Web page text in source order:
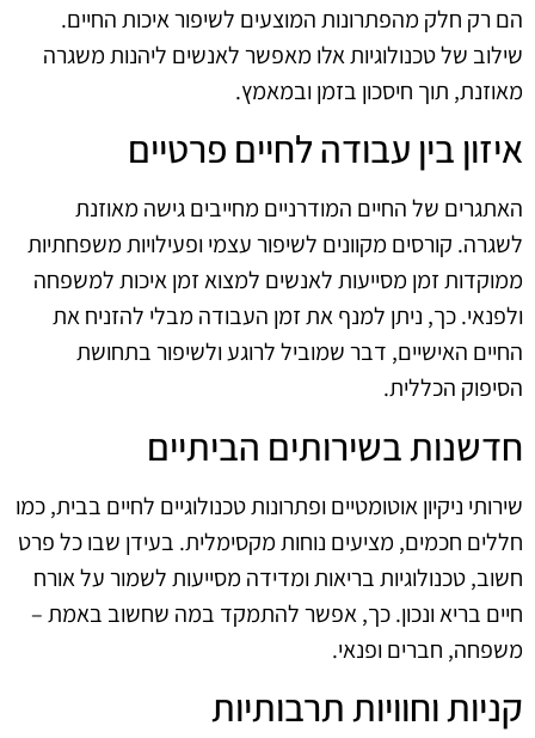
הם רק חלק מהפתרונות המוצעים לשיפור איכות החיים.
שילוב של טכנולוגיות אלו מאפשר לאנשים ליהנות משגרה
מאוזנת, תוך חיסכון בזמן ובמאמץ.
איזון בין עבודה לחיים פרטיים
האתגרים של החיים המודרניים מחייבים גישה מאוזנת
לשגרה. קורסים מקוונים לשיפור עצמי ופעילויות משפחתיות
ממוקדות זמן מסייעות לאנשים למצוא זמן איכות למשפחה
ולפנאי. כך, ניתן למנף את זמן העבודה מבלי להזניח את
החיים האישיים, דבר שמוביל לרוגע ולשיפור בתחושת
הסיפוק הכללית.
חדשנות בשירותים הביתיים
שירותי ניקיון אוטומטיים ופתרונות טכנולוגיים לחיים בבית, כמו
חללים חכמים, מציעים נוחות מקסימלית. בעידן שבו כל פרט
חשוב, טכנולוגיות בריאות ומדידה מסייעות לשמור על אורח
חיים בריא ונכון. כך, אפשר להתמקד במה שחשוב באמת –
משפחה, חברים ופנאי.
קניות וחוויות תרבותיות